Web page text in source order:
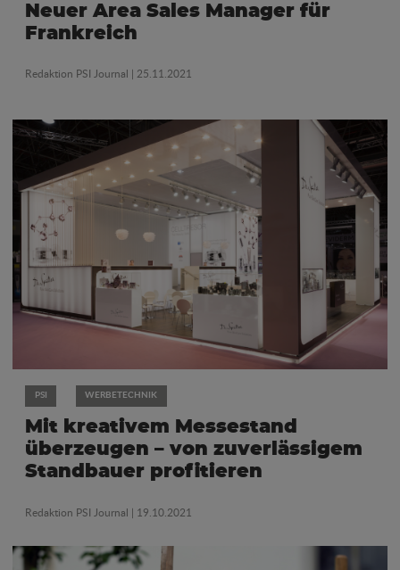
Neuer Area Sales Manager für
Frankreich
Redaktion PSI Journal | 25.11.2021
PSI WERBETECHNIK
Mit kreativem Messestand
überzeugen – von zuverlässigem
Standbauer profitieren
Redaktion PSI Journal | 19.10.2021